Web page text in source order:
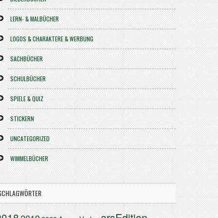
LERN- & MALBÜCHER
LOGOS & CHARAKTERE & WERBUNG
SACHBÜCHER
SCHULBÜCHER
SPIELE & QUIZ
STICKERN
UNCATEGORIZED
WIMMELBÜCHER